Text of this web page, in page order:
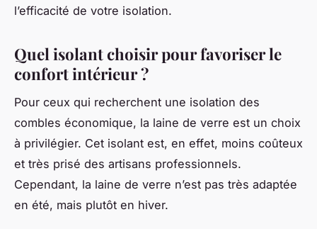
l’efficacité de votre isolation.
Quel isolant choisir pour favoriser le
confort intérieur ?
Pour ceux qui recherchent une isolation des
combles économique, la laine de verre est un choix
à privilégier. Cet isolant est, en effet, moins coûteux
et très prisé des artisans professionnels.
Cependant, la laine de verre n’est pas très adaptée
en été, mais plutôt en hiver.